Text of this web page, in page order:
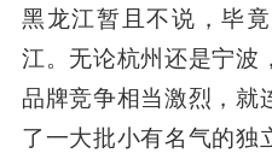
黑龙江暂且不说，毕
江。无论杭州还是宁波
品牌竞争相当激烈，就
了一大批小有名气的独